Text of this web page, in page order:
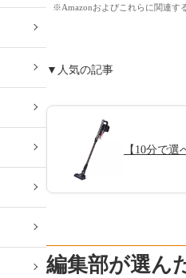
※Amazonおよびこれらに関連す
▼人気の記事
【10分で
編集部が選ん